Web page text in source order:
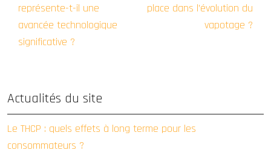
représente-t-il une
avancée technologique
significative ?
place dans l’évolution du
vapotage ?
Actualités du site
Le THCP : quels effets à long terme pour les
consommateurs ?